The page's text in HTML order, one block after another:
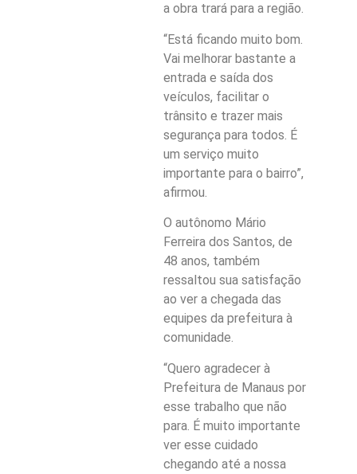
a obra trará para a região.
“Está ficando muito bom.
Vai melhorar bastante a
entrada e saída dos
veículos, facilitar o
trânsito e trazer mais
segurança para todos. É
um serviço muito
importante para o bairro”,
afirmou.
O autônomo Mário
Ferreira dos Santos, de
48 anos, também
ressaltou sua satisfação
ao ver a chegada das
equipes da prefeitura à
comunidade.
“Quero agradecer à
Prefeitura de Manaus por
esse trabalho que não
para. É muito importante
ver esse cuidado
chegando até a nossa